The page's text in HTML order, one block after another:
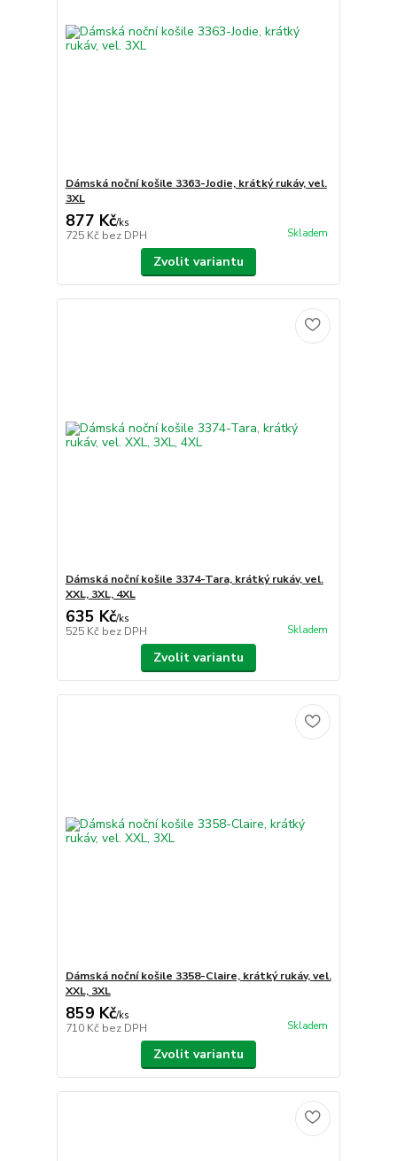
Dámská noční košile 3363-Jodie, krátký rukáv, vel.
3XL
877 Kč/ks
725 Kč bez DPH Skladem
Zvolit variantu
Dámská noční košile 3374-Tara, krátký rukáv, vel.
XXL, 3XL, 4XL
635 Kč/ks
525 Kč bez DPH Skladem
Zvolit variantu
Dámská noční košile 3358-Claire, krátký rukáv, vel.
XXL, 3XL
859 Kč/ks
710 Kč bez DPH Skladem
Zvolit variantu